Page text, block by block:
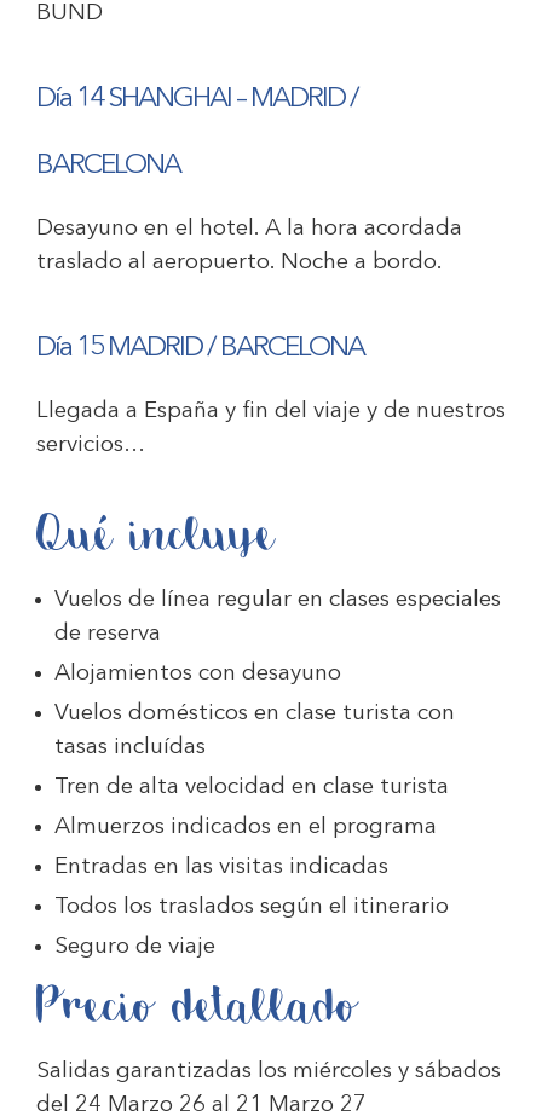
BUND
Día 14 SHANGHAI – MADRID /
BARCELONA
Desayuno en el hotel. A la hora acordada
traslado al aeropuerto. Noche a bordo.
Día 15 MADRID / BARCELONA
Llegada a España y fin del viaje y de nuestros
servicios…
Qué incluye
Vuelos de línea regular en clases especiales
de reserva
Alojamientos con desayuno
Vuelos domésticos en clase turista con
tasas incluídas
Tren de alta velocidad en clase turista
Almuerzos indicados en el programa
Entradas en las visitas indicadas
Todos los traslados según el itinerario
Seguro de viaje
Precio detallado
Salidas garantizadas los miércoles y sábados
del 24 Marzo 26 al 21 Marzo 27